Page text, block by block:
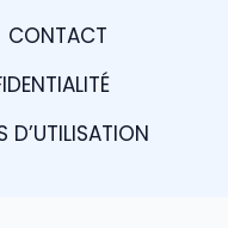
CONTACT
D’UTILISATION